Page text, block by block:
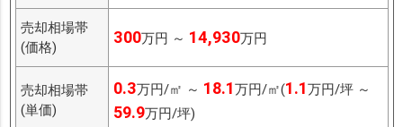
売却相場帯
(価格)
300万円 ～ 14,930万円
売却相場帯
(単価)
0.3万円/㎡ ～ 18.1万円/㎡(1.1万円/坪 ～
59.9万円/坪)